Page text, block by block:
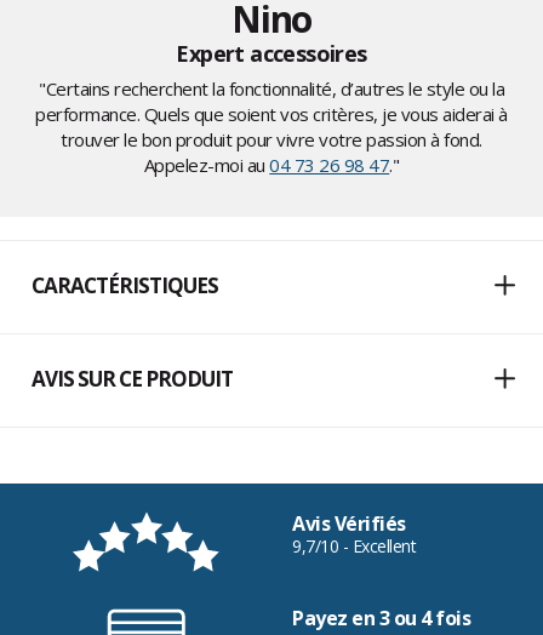
Nino
Expert accessoires
"Certains recherchent la fonctionnalité, d’autres le style ou la
performance. Quels que soient vos critères, je vous aiderai à
trouver le bon produit pour vivre votre passion à fond.
Appelez-moi au04 73 26 98 47."
CARACTÉRISTIQUES
AVIS SUR CE PRODUIT
Avis Vérifiés
9,7/10 - Excellent
Payez en 3 ou 4 fois